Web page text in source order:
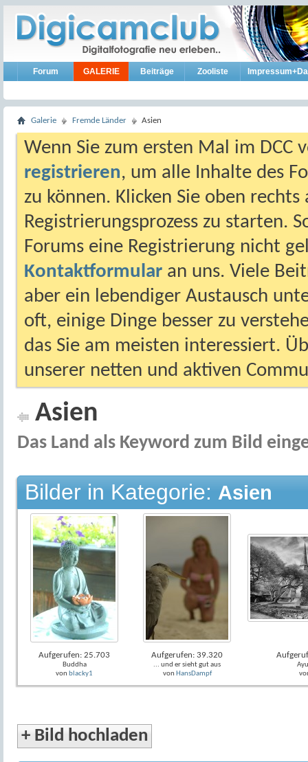
Forum GALERIE Beiträge Zooliste
Galerie Fremde Länder Asien
Wenn Sie zum ersten Mal im DCC
registrieren, um alle Inhalte des
zu können. Klicken Sie oben
Registrierungsprozess zu starten.
Forums eine Registrierung nicht
Kontaktformular an uns. Viele
aber ein lebendiger Austausch
oft, einige Dinge besser zu
das Sie am meisten interessiert.
unserer netten und aktiven
Asien
Das Land als Keyword zum Bild
Bilder in Kategorie: Asien
Aufgerufen: 25.703
Buddha
von blacky1
Aufgerufen: 39.320
... und er sieht gut aus
von HansDampf
+ Bild hochladen